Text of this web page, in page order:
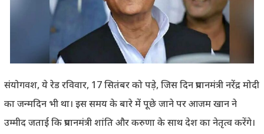
संयोगवश, ये रेड रविवार, 17 सितंबर को पड़े, जिस दिन प्रधानमंत्री नरेंद्र मोदी
का जन्मदिन भी था। इस समय के बारे में पूछे जाने पर आजम खान ने
उम्मीद जताई कि प्रधानमंत्री शांति और करुणा के साथ देश का नेतृत्व करेंगे।